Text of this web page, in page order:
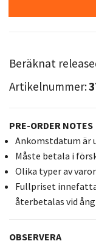
Beräknat
Artikelnummer:
PRE-ORDER NOTES
Ankomstdatum är
Måste betala i
Olika typer av
Fullpriset
återbetalas vid
OBSERVERA